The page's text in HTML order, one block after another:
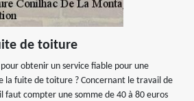
de toiture
obtenir un service fiable pour une
la fuite de toiture ? Concernant le travail de
faut compter une somme de 40 à 80 euros